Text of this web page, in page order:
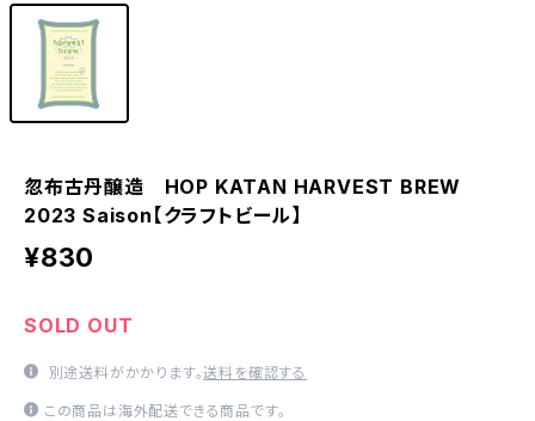
忽布古丹醸造 HOP KATAN HARVEST BREW
2023 Saison【クラフトビール】
¥830
SOLD OUT
別途送料がかかります。送料を確認する
この商品は海外配送できる商品です。